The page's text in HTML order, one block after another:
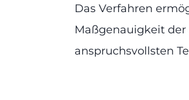
Das Verfahren
Maßgenauigkeit der
anspruchsvollsten